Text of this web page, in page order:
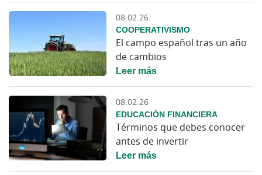
08.02.26
COOPERATIVISMO
El campo español tras un año
de cambios
Leer más
08.02.26
EDUCACIÓN FINANCIERA
Términos que debes conocer
antes de invertir
Leer más